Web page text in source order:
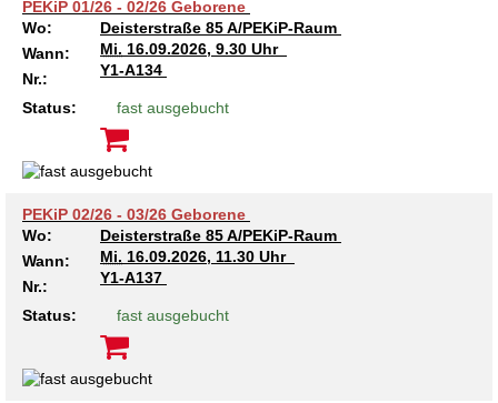
Kindertagesstätte Schneiderberg
Kindertagesstätte Sylter Weg
Kindertagesstätte Tresckowstraße
Kindertagesstätte Voltmerstraße
Kindertagesstätte Wiehbergstraße
Offene Sprach-Sprechstunde
Familienzentrum
Kindertagesstätte Mühenkamp / Familienzentrum
Kindertagesstätte Petermannstraße /
Familienzentrum
Kindertagesstätte Pfarrlandplatz
Hör- und Sprachheilkindergarten Ratswiese
Kindertagesstätte Schneiderberg
PEKiP 01/26 - 02/26 Geborene
Wo:
Deisterstraße 85 A/PEKiP-Raum
Wann:
Mi. 16.09.2026, 9.30 Uhr
Nr.:
Y1-A134
Status: fast ausgebucht
PEKiP 02/26 - 03/26 Geborene
Wo:
Deisterstraße 85 A/PEKiP-Raum
Wann:
Mi. 16.09.2026, 11.30 Uhr
Nr.:
Y1-A137
Status: fast ausgebucht